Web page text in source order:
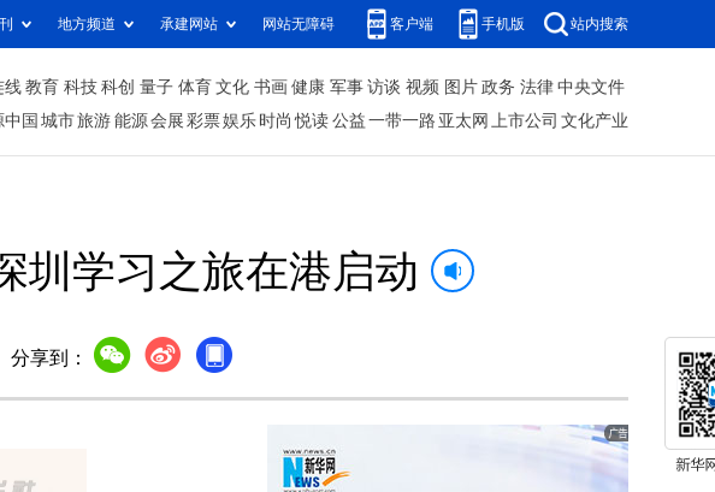
地方频道 承建网站 网站无障碍 客户端 手机版 站内搜索
线 教育 科技 科创 量子 体育 文化 书画 健康 军事 访谈 视频 图片 政务 法律 中央文件
中国 城市旅游 能源 会展 彩票娱乐 时尚 悦读 公益 一带一路 亚太网 上市公司 文化产业
圳学习之旅在港启动
分享到：